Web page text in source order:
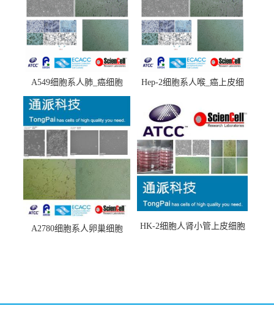
A549细胞系人肺_癌细胞
(A549细胞)
Hep-2细胞系人喉_癌上皮细
A2780细胞系人卵巢细胞
HK-2细胞人肾小管上皮细胞